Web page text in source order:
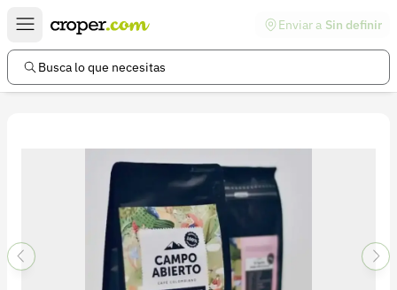
Enviar a Sin definir
Busca lo que necesitas
Enlaces de interés
Preguntas frecuentes
Información legal
Términos y condiciones
Política de devoluciones
Política de privacidad